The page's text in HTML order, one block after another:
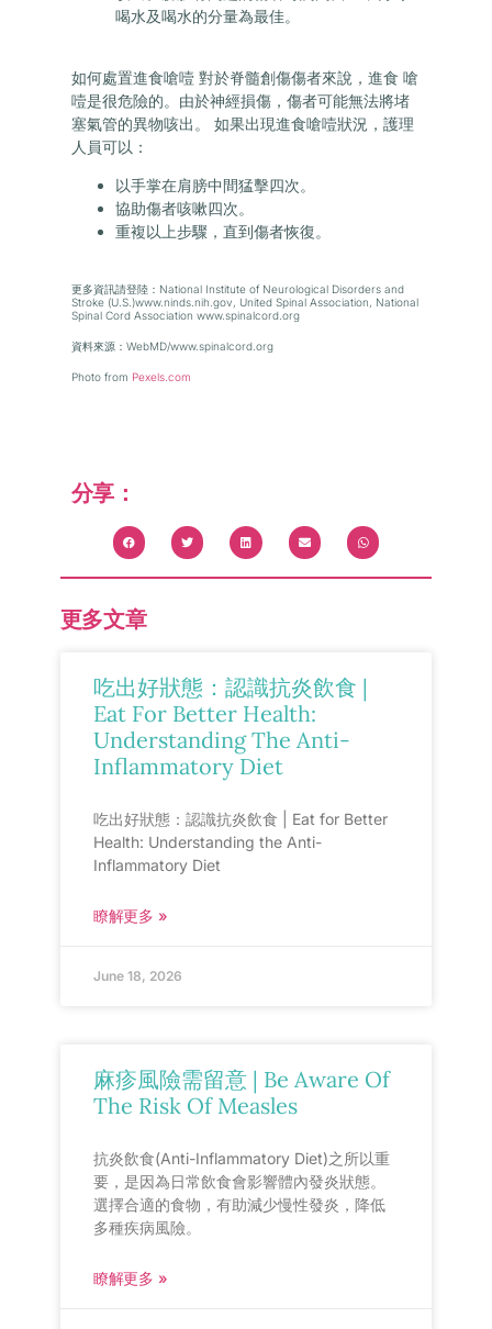
喝水及喝水的分量為最佳。
如何處置進食嗆噎 對於脊髓創傷傷者來說，進食 嗆
噎是很危險的。由於神經損傷，傷者可能無法將堵
塞氣管的異物咳出。 如果出現進食嗆噎狀況，護理
人員可以：
以手掌在肩膀中間猛擊四次。
協助傷者咳嗽四次。
重複以上步驟，直到傷者恢復。
更多資訊請登陸：National Institute of Neurological Disorders and
Stroke (U.S.)www.ninds.nih.gov, United Spinal Association, National
Spinal Cord Association www.spinalcord.org
資料來源：WebMD/www.spinalcord.org
Photo from Pexels.com
分享：
更多文章
吃出好狀態：認識抗炎飲食 |
Eat For Better Health:
Understanding The Anti-
Inflammatory Diet
吃出好狀態：認識抗炎飲食 | Eat for Better
Health: Understanding the Anti-
Inflammatory Diet
瞭解更多 »
June 18, 2026
麻疹風險需留意 | Be Aware Of
The Risk Of Measles
抗炎飲食(Anti-Inflammatory Diet)之所以重
要，是因為日常飲食會影響體內發炎狀態。
選擇合適的食物，有助減少慢性發炎，降低
多種疾病風險。
瞭解更多 »